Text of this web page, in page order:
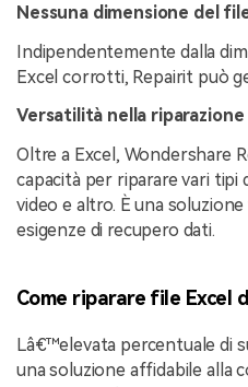
Nessuna dimensione del
Indipendentemente dalla
Excel corrotti, Repairit può
Versatilità nella
Oltre a Excel, Wondershare
capacità per riparare vari tipi
video e altro. È una
esigenze di recupero dati.
Come riparare file Excel
Lâ€™elevata percentuale di
una soluzione affidabile alla